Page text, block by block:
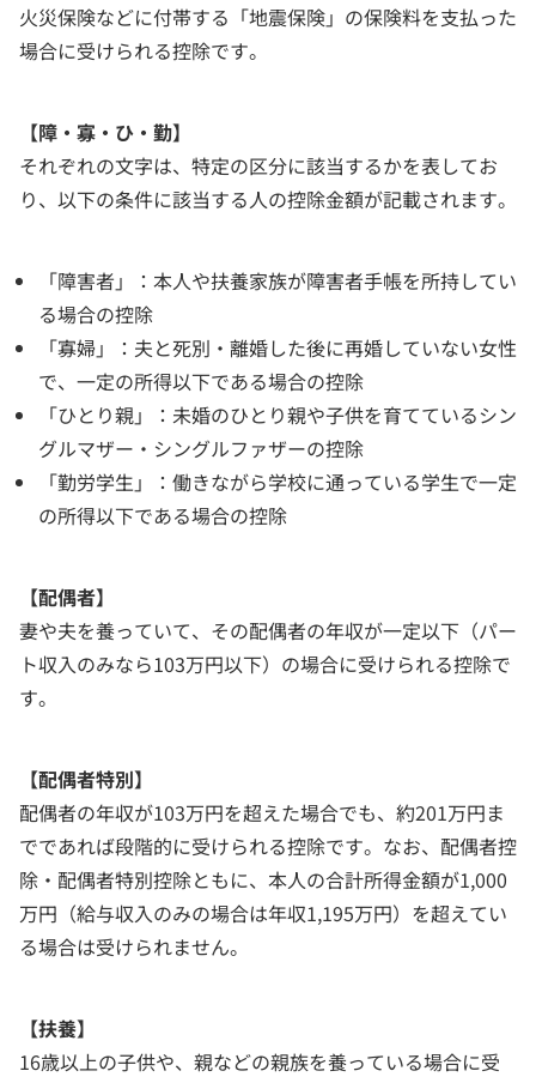
火災保険などに付帯する「地震保険」の保険料を支払った
場合に受けられる控除です。
【障・寡・ひ・勤】
それぞれの文字は、特定の区分に該当するかを表してお
り、以下の条件に該当する人の控除金額が記載されます。
「障害者」：本人や扶養家族が障害者手帳を所持してい
る場合の控除
「寡婦」：夫と死別・離婚した後に再婚していない女性
で、一定の所得以下である場合の控除
「ひとり親」：未婚のひとり親や子供を育てているシン
グルマザー・シングルファザーの控除
「勤労学生」：働きながら学校に通っている学生で一定
の所得以下である場合の控除
【配偶者】
妻や夫を養っていて、その配偶者の年収が一定以下（パー
ト収入のみなら103万円以下）の場合に受けられる控除で
す。
【配偶者特別】
配偶者の年収が103万円を超えた場合でも、約201万円ま
でであれば段階的に受けられる控除です。なお、配偶者控
除・配偶者特別控除ともに、本人の合計所得金額が1,000
万円（給与収入のみの場合は年収1,195万円）を超えてい
る場合は受けられません。
【扶養】
16歳以上の子供や、親などの親族を養っている場合に受